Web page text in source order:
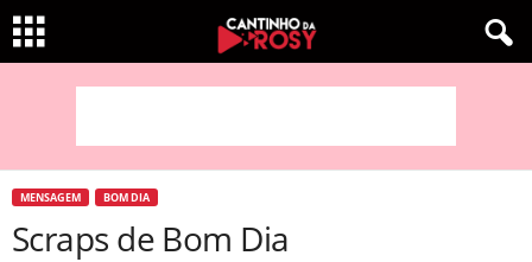
MENSAGEM BOM DIA
Scraps de Bom Dia